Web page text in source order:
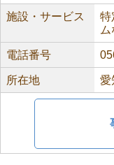
施設・サービス
特
ム
電話番号
所在地 愛